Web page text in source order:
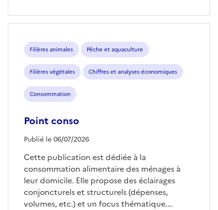
Filières animales Pêche et aquaculture
Filières végétales Chiffres et analyses économiques
Consommation
Point conso
Publié le 06/07/2026
Cette publication est dédiée à la
consommation alimentaire des ménages à
leur domicile. Elle propose des éclairages
conjoncturels et structurels (dépenses,
volumes, etc.) et un focus thématique.…